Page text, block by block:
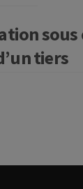
sous
tiers